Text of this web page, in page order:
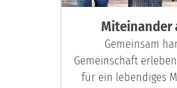
Miteinander
Gemeinsam
Gemeinschaft
für ein lebendiges